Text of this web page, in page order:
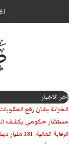
اخر الاخبار
الخزانة بشان رفع
مستشار حكومي يكشف
الرقابة المالية: 131 مليار دينار فرق في حسابات الكهرباء مع الجانب الإيراني